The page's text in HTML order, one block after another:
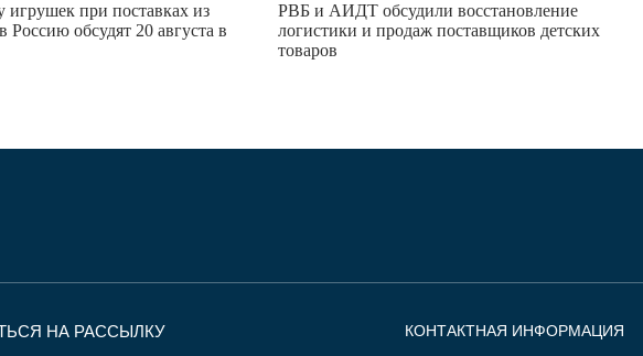
игрушек при поставках из
Россию обсудят 20 августа в
РВБ и АИДТ обсудили восстановление
логистики и продаж поставщиков детских
товаров
НА РАССЫЛКУ КОНТАКТНАЯ ИНФОРМАЦИЯ